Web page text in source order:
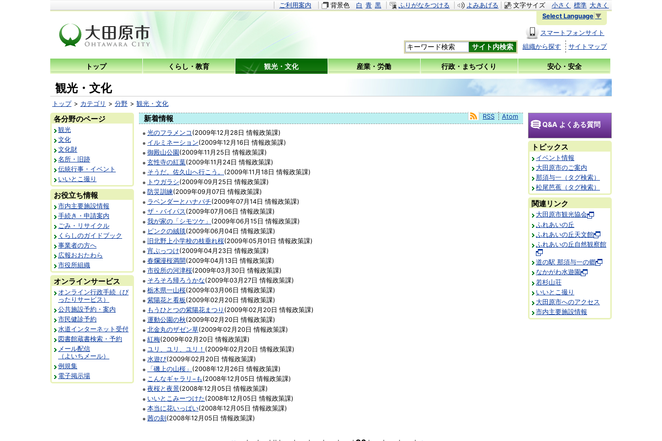
文字サイズ 小さく 標準 大きく
ご利用案内 背景色 白 青 黒 ふりがなをつける
よみあげる
Select Language ▼
スマートフォンサイト
組織から探す
サイトマップ
トップ くらし・教育 観光・文化 産業・労働 行政・まちづくり 安心・安全
観光・文化
トップ カテゴリ 分野
観光・文化
RSS
Atom
光のフラメンコ (2009年12月28日 情報政策課)
イルミネーション(2009年12月16日 情報政策課)
御殿山公園 (2009年11月25日 情報政策課)
玄性寺の紅葉(2009年11月24日 情報政策課)
そうだ。佐久山へ行こう。 (2009年11月18日 情報政策課)
トウガラシ(2009年09月25日 情報政策課)
防災訓練(2009年09月07日 情報政策課)
ラベンダーとハナバチ(2009年07月14日 情報政策課)
ザ・バイパス(2009年07月06日 情報政策課)
我が家の「シモツケ」 (2009年06月15日 情報政策課)
ピンクの絨毯(2009年06月04日 情報政策課)
旧北野上小学校の枝垂れ桜(2009年05月01日 情報政策課)
宵ぶっつけ(2009年04月23日 情報政策課)
春爛漫桜満開 (2009年04月13日 情報政策課)
市役所の河津桜(2009年03月30日 情報政策課)
そろそろ帰ろうかな(2009年03月27日 情報政策課)
栃木県一山桜(2009年03月06日 情報政策課)
紫陽花と看板(2009年02月20日 情報政策課)
もうひとつの紫陽花まつり (2009年02月20日 情報政策課)
運動公園の秋(2009年02月20日 情報政策課)
北金丸のザゼン草(2009年02月20日 情報政策課)
紅梅(2009年02月20日 情報政策課)
ユリ、ユリ、ユリ！ (2009年02月20日 情報政策課)
水遊び(2009年02月20日 情報政策課)
「磯上の山桜」 (2008年12月26日 情報政策課)
こんなギャラリ−も (2008年12月05日 情報政策課)
夜桜と夜景(2008年12月05日 情報政策課)
いいとこみーつけた(2008年12月05日 情報政策課)
本当に花いっぱい(2008年12月05日 情報政策課)
茜の刻 (2008年12月05日 情報政策課)
各分野のページ
観光
文化
文化財
名所・旧跡
伝統行事・イベント
いいとこ撮り
お役立ち情報
市内主要施設情報
手続き・申請案内
ごみ・リサイクル
くらしのガイドブック
事業者の方へ
広報おおたわら
市役所組織
オンラインサービス
オンライン行政手続（ぴ
ったりサービス）
公共施設予約・案内
市民健診予約
水道インターネット受付
図書館蔵書検索・予約
メール配信
（よいちメール）
例規集
電子掲示場
Q&A よくある質問
トピックス
イベント情報
大田原市のご案内
那須与一（タグ検索）
松尾芭蕉（タグ検索）
関連リンク
大田原市観光協会
ふれあいの丘
ふれあいの丘天文館
ふれあいの丘自然観察館
道の駅 那須与一の郷
なかがわ水遊園
若杉山荘
いいとこ撮り
大田原市へのアクセス
市内主要施設情報